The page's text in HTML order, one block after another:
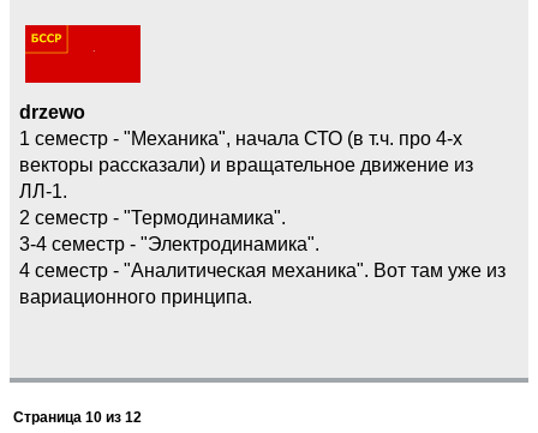
drzewo
1 семестр - "Механика", начала СТО (в т.ч. про 4-х
векторы рассказали) и вращательное движение из
ЛЛ-1.
2 семестр - "Термодинамика".
3-4 семестр - "Электродинамика".
4 семестр - "Аналитическая механика". Вот там уже из
вариационного принципа.
Страница 10 из 12